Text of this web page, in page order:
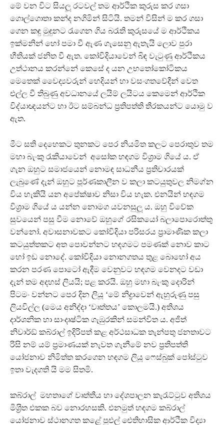
මේ වන විට සියලූ රටවල් තම ආර්ථික කුරුස කර ගසා
ගොල්ගොතා කන්ද නගිමින් සිටියි. තමන් විසින් ම කර ගසා
ගෙන කඳු මුඳුනට රැගෙන ගිය බරැති කුරුසයේ ම ආර්ථිකය
ඉක්මනින් හෝ පමා වී ඇණ ගැසෙනු ඇතැයි ලොව පුරා
භීතියක් ජනිත වී ඇත. කෝවිදියාවෙන් බිඳ වැටුණු ආර්ථිකය
උත්ථානය කරන්නේ කෙසේ ද යන උභතෝකෝටිකය
මෙතෙක් වෛද්‍යවරුන් හෙදියන් හා වසංගතවේදීන් වෙත
එල්ල වී තිබුණු අවධානයේ ලයිම් ලයිටය කෙමෙන් ආර්ථික
විද්යාඥයන්ට හා ඊට සම්බන්ධ ප‍්‍රතිපත්ති තීරකයන්ට යොමු ව
ඇත.
මීට සති දෙහෙකට තුනකට පෙර නියමිත කලට පෙරාතුව තම
මහා බැංකු රැකියාවෙන් අසෝක හඳගම විශ‍්‍රාම ගියේ ය. ඒ
ගැන ඔහුට සමාජයෙන් නොමඳ සාධනීය ප‍්‍රතිචාරයක්
ලැබුණේ දැන් ඔහුට පූර්ණකාලීන ව කලා කටයුතුවල නිමග්න
විය හැකියි යන අපේක්ෂාව නිසා විය හැක. එනයින් හඳගම
විශ‍්‍රාම ගියේ ය යන්න නොමග යවනසුලූ ය. ඔහු විවේක
සුවයෙන් පසු වීම නොවේ ඔහුගේ රසිකයෝ බලාපොරොත්තු
වන්නෝ. අවාසනාවකට කෝවිදියා පරිසරය ප‍්‍රාමාණික කලා
කටයුත්තකට අත පොවන්නට හඳගමට පමණක් නොව කාට
හෝ ඉඩ නොදේ. කෝවිදියා නොනගතය තුළ බොහෝ අය
කරන පරණ පොටෝ ඇදීම වෙනුවට හඳගම වෙනදට වඩා
දැන් තම අදහස් ලියයි; පළ කරයි. ඔහු මහා බැංකු දොරින්
පිටමං වන්නට පෙර දින ලියූ ‘මේ නිද්‍රාවෙන් ඇහුරුණු පසු
ලියවිල්ල (මෙය අනිද්දා ‘වෘත්තය’ කොලමයි.) අතිශය
දාර්ශනික හා සාංදෘෂ්ටික ගැඹුරකින් සමන්විත ය. අජිත්
නිවාර්ඞ් කබ්රාල් ඉදිරිපත් කළ අර්ථසාධක තැන්පතු ජනතාවට
රිසි නම් යම් ප‍්‍රමාණයක් නැවත ගැනීමේ නව ප‍්‍රතිපත්ති
යෝජනාව නිමිත්ත කරගෙන හඳගම ලියූ ෆෙස්බුක් පෝස්ටුව
ඉතා වැදගති යි මම සිතමි.
කබ්රාල් මහතාගේ වෘත්තීය හා දේශපාලන කැරැට්ටුව අතිශය
මිශ‍්‍රිත එකක බව නොරහසකි. එනමුත් හඳගම කබ්රාල්
යෝජනාව ස්ථානගත කළේ පුළුල් ඓතිහාසික ආර්ථික විද්‍යා